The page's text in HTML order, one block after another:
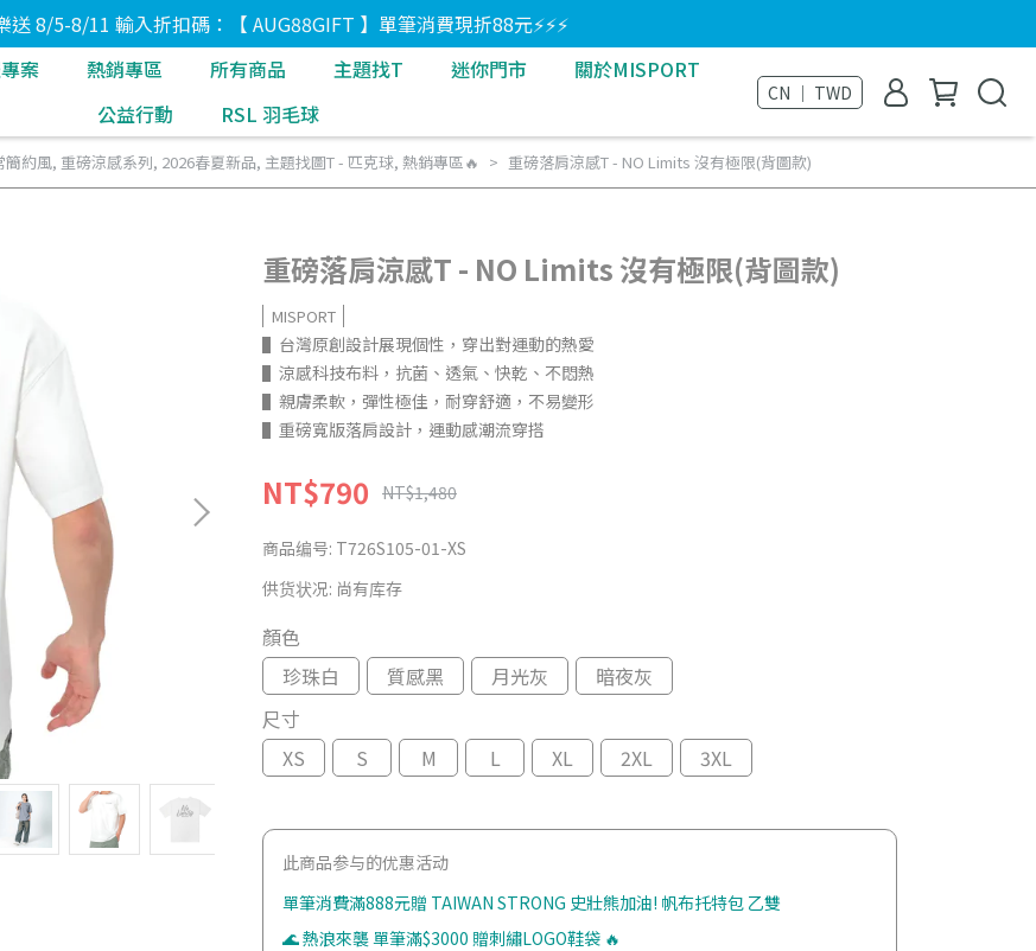
送 8/5-8/11 輸入折扣碼：【 AUG88GIFT 】單筆消費現折88元⚡⚡⚡
案 熱銷專區 所有商品 主題找T 迷你門市
關於MISPORT
公益行動
RSL 羽毛球
CN ｜ TWD
簡約風, 重磅涼感系列, 2026春夏新品, 主題找圖T - 匹克球, 熱銷專區🔥 重磅落肩涼感T - NO Limits 沒有極限(背圖款)
重磅落肩涼感T - NO Limits 沒有極限(背圖款)
MISPORT
▌台灣原創設計展現個性，穿出對運動的熱愛
▌涼感科技布料，抗菌、透氣、快乾、不悶熱
▌親膚柔軟，彈性極佳，耐穿舒適，不易變形
▌重磅寬版落肩設計，運動感潮流穿搭
NT$790 NT$1,480
商品编号: T726S105-01-XS
供货状况: 尚有库存
顏色
珍珠白
質感黑 月光灰
暗夜灰
尺寸
XS
S M L XL 2XL 3XL
此商品参与的优惠活动
單筆消費滿888元贈 TAIWAN STRONG 史壯熊加油! 帆布托特包 乙雙
🌊 熱浪來襲 單筆滿$3000 贈刺繡LOGO鞋袋 🔥